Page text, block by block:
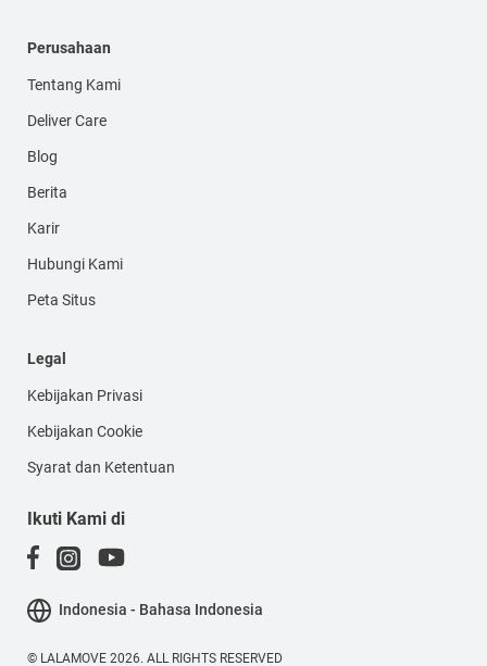
Perusahaan
Tentang Kami
Deliver Care
Blog
Berita
Karir
Hubungi Kami
Peta Situs
Legal
Kebijakan Privasi
Kebijakan Cookie
Syarat dan Ketentuan
Ikuti Kami di
Indonesia - Bahasa Indonesia
© LALAMOVE 2026. ALL RIGHTS RESERVED